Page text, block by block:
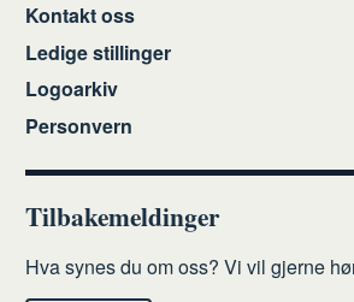
Kontakt oss
Ledige stillinger
Logoarkiv
Personvern
Tilbakemeldinger
Hva synes du om oss? Vi vil gjerne